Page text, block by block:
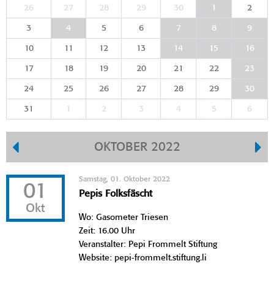
26 27 28 29 30 1 2
3 4 5 6 7 8 9
10 11 12 13 14 15 16
17 18 19 20 21 22 23
24 25 26 27 28 29 30
31 1 2 3 4 5 6
OKTOBER 2022
01
Okt
Samstag, 01. Oktober 2022
Pepis Folksfäscht
Wo: Gasometer Triesen
Zeit: 16.00 Uhr
Veranstalter: Pepi Frommelt Stiftung
Website: pepi-frommelt.stiftung.li